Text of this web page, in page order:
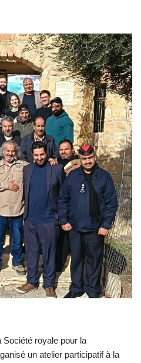
Société royale pour la
un atelier participatif à la